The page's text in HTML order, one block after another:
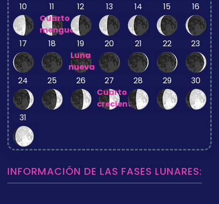
10
11
Cuarto
menguante
12 13 14 15 16
17 18
19
Luna
nueva
20 21 22 23
24 25 26
27
Cuarto
creciente
28 29 30
31
INFORMACIÓN DE LAS FASES LUNARES: